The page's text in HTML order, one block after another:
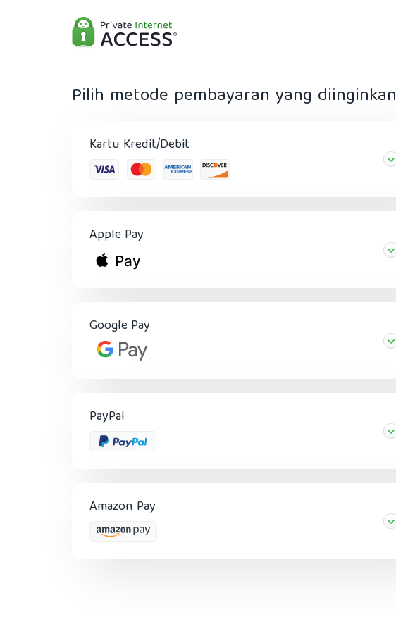
Pilih metode pembayaran yang diinginkan
Kartu Kredit/Debit
Apple Pay
Google Pay
PayPal
Amazon Pay